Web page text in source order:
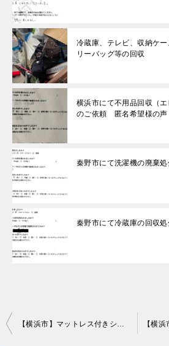
冷蔵庫、テレビ、収納ケ
リーバッグ等の回収
横浜市にて不用品回収（エ
のご依頼 匿名希望様の声
秦野市にて洗濯機の廃棄
秦野市にて冷蔵庫の回収
投
【横浜市】マットレス付きシングルベッド、本棚の回収・処分ご依頼